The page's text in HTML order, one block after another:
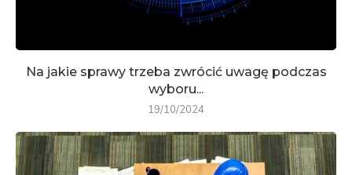
Na jakie sprawy trzeba zwrócić uwagę podczas
wyboru...
19/10/2024